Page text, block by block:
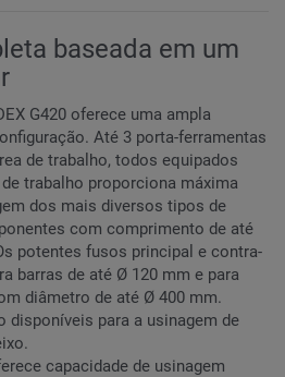
baseada em um
G420 oferece uma ampla
Até 3 porta-ferramentas
de trabalho, todos equipados
trabalho proporciona máxima
dos mais diversos tipos de
com comprimento de até
potentes fusos principal e contra-
barras de até Ø 120 mm e para
diâmetro de até Ø 400 mm.
disponíveis para a usinagem de
capacidade de usinagem